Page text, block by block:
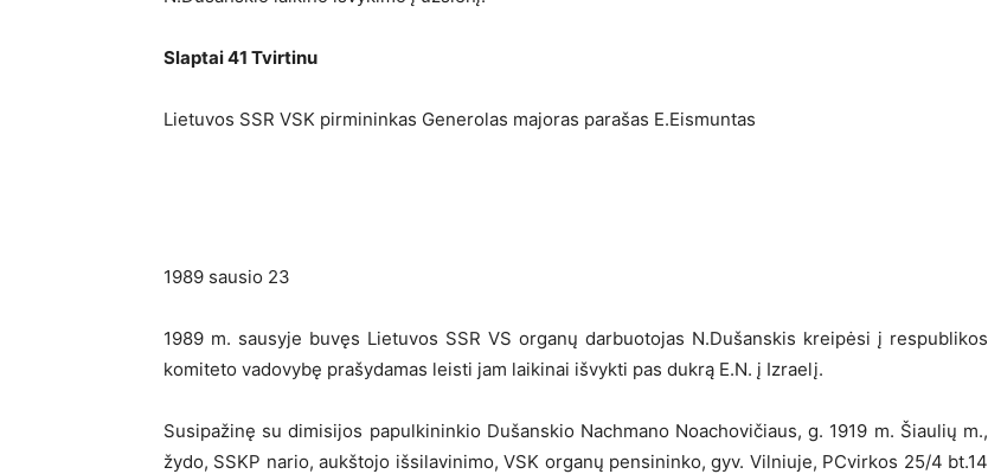
Slaptai 41 Tvirtinu
Lietuvos SSR VSK pirmininkas Generolas majoras parašas E.Eismuntas
1989 sausio 23
1989 m. sausyje buvęs Lietuvos SSR VS organų darbuotojas N.Dušanskis kreipėsi į respublikos
komiteto vadovybę prašydamas leisti jam laikinai išvykti pas dukrą E.N. į Izraelį.
Susipažinę su dimisijos papulkininkio Dušanskio Nachmano Noachovičiaus, g. 1919 m. Šiaulių m.,
žydo, SSKP nario, aukštojo išsilavinimo, VSK organų pensininko, gyv. Vilniuje, PCvirkos 25/4 bt.14